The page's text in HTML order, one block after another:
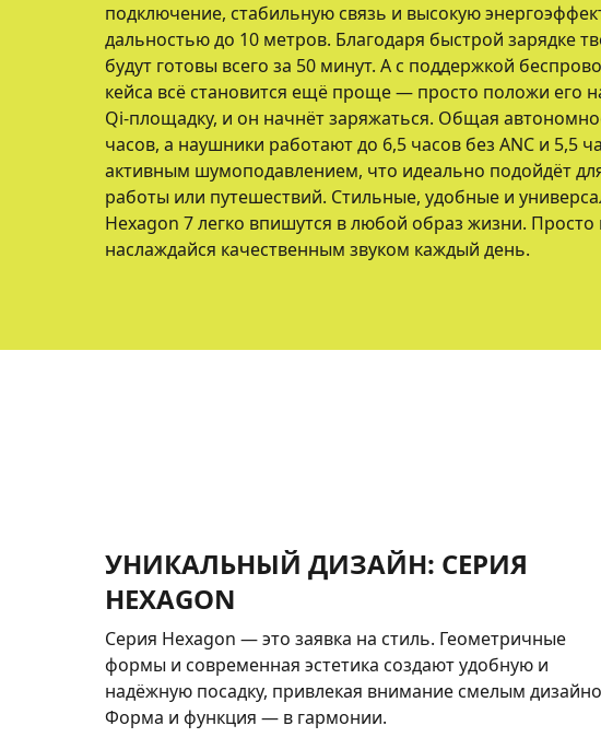
подключение, стабильную связь и высокую
дальностью до 10 метров. Благодаря быстрой зарядке
будут готовы всего за 50 минут. А с поддержкой
кейса всё становится ещё проще — просто положи его
Qi-площадку, и он начнёт заряжаться. Общая
часов, а наушники работают до 6,5 часов без ANC и 5,5
активным шумоподавлением, что идеально подойдёт
работы или путешествий. Стильные, удобные и
Hexagon 7 легко впишутся в любой образ жизни.
наслаждайся качественным звуком каждый день.
УНИКАЛЬНЫЙ ДИЗАЙН: СЕРИЯ
HEXAGON
Серия Hexagon — это заявка на стиль. Геометричные
формы и современная эстетика создают удобную и
надёжную посадку, привлекая внимание смелым
Форма и функция — в гармонии.